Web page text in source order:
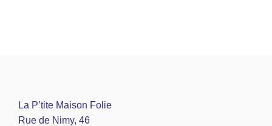
La P’tite Maison Folie
Rue de Nimy, 46